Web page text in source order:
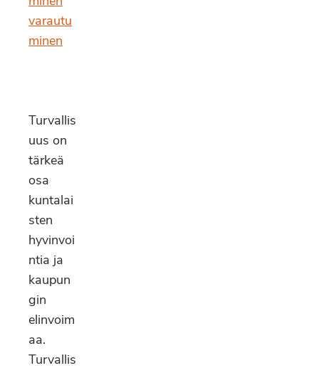
varautu
minen
Turvallis
uus on
tärkeä
osa
kuntalai
sten
hyvinvoi
ntia ja
kaupun
gin
elinvoim
aa.
Turvallis